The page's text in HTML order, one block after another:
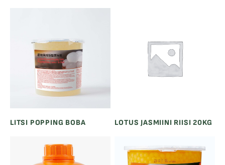
LITSI POPPING BOBA LOTUS JASMIINI RIISI 20KG